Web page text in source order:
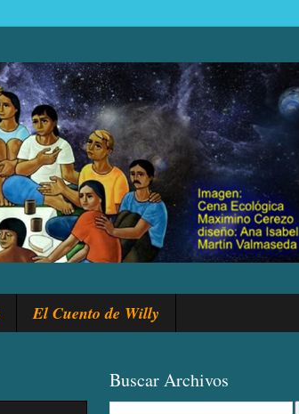
El Cuento de Willy
Buscar Archivos